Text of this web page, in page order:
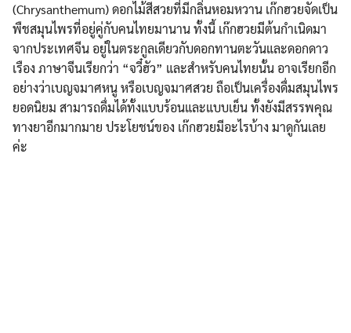
(Chrysanthemum) ดอกไม้สีสวยที่มีกลิ่นหอมหวาน เก๊กฮวยจัดเป็น
พืชสมุนไพรที่อยู่คู่กับคนไทยมานาน ทั้งนี้ เก๊กฮวยมีต้นกำเนิดมา
จากประเทศจีน อยู่ในตระกูลเดียวกับดอกทานตะวันและดอกดาว
เรือง ภาษาจีนเรียกว่า “จวี๋ฮัว” และสำหรับคนไทยนั้น อาจเรียกอีก
อย่างว่าเบญจมาศหนู หรือเบญจมาศสวย ถือเป็นเครื่องดื่มสมุนไพร
ยอดนิยม สามารถดื่มได้ทั้งแบบร้อนและแบบเย็น ทั้งยังมีสรรพคุณ
ทางยาอีกมากมาย ประโยชน์ของ เก๊กฮวยมีอะไรบ้าง มาดูกันเลย
ค่ะ